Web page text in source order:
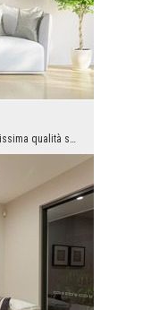
I quadri moderni, stampati su tela di altissima qualità sono non solo delle aggiunte pratiche che...